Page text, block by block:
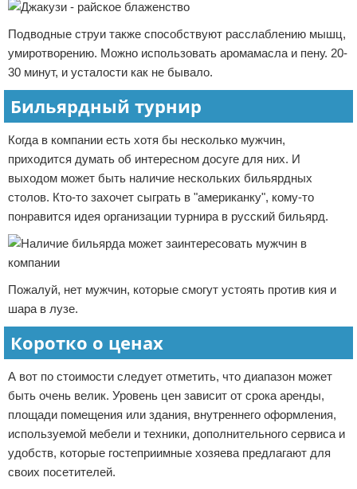
Подводные струи также способствуют расслаблению мышц,
умиротворению. Можно использовать аромамасла и пену. 20-
30 минут, и усталости как не бывало.
Бильярдный турнир
Когда в компании есть хотя бы несколько мужчин,
приходится думать об интересном досуге для них. И
выходом может быть наличие нескольких бильярдных
столов. Кто-то захочет сыграть в "американку", кому-то
понравится идея организации турнира в русский бильярд.
Пожалуй, нет мужчин, которые смогут устоять против кия и
шара в лузе.
Коротко о ценах
А вот по стоимости следует отметить, что диапазон может
быть очень велик. Уровень цен зависит от срока аренды,
площади помещения или здания, внутреннего оформления,
используемой мебели и техники, дополнительного сервиса и
удобств, которые гостеприимные хозяева предлагают для
своих посетителей.